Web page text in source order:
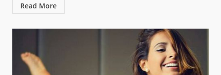
Read More